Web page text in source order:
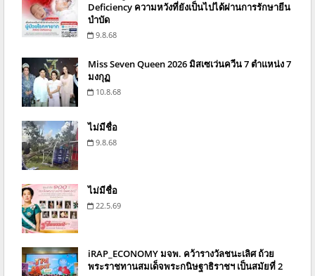
Deficiency ความหวังที่ยังเป็นไปได้ผ่านการรักษายีน
บำบัด
9.8.68
Miss Seven Queen 2026 มิสเซเว่นควีน 7 ตำแหน่ง 7
มงกุฏ
10.8.68
ไม่มีชื่อ
9.8.68
ไม่มีชื่อ
22.5.69
iRAP_ECONOMY มจพ. คว้ารางวัลชนะเลิศ ถ้วย
พระราชทานสมเด็จพระกนิษฐาธิราชฯ เป็นสมัยที่ 2